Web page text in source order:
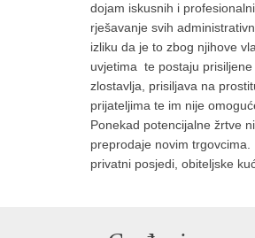
dojam iskusnih i
rješavanje svih
izliku da je to zbog njihove
uvjetima te postaju
zlostavlja, prisiljava na
prijateljima te im nije
Ponekad potencijalne žrtve
preprodaje novim
privatni posjedi, obiteljske